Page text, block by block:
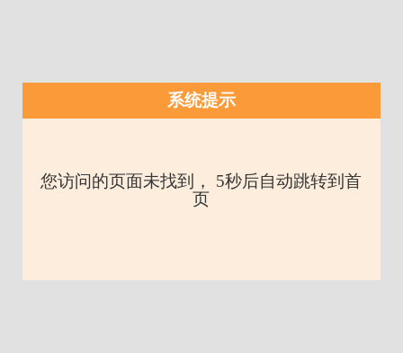
系统提示
您访问的页面未找到， 5秒后自动跳转到首
页